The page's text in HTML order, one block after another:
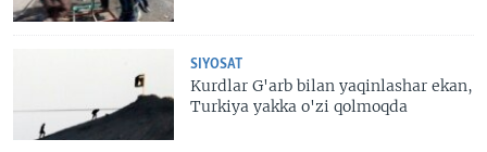
SIYOSAT
Kurdlar G'arb bilan yaqinlashar ekan,
Turkiya yakka o'zi qolmoqda